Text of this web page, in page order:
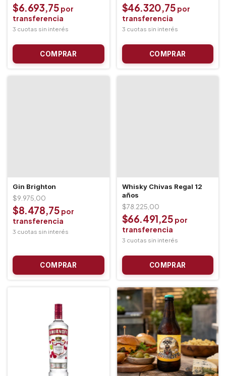
$6.693,75 $46.320,75
Gin Brighton
$9.975,00
$8.478,75
Whisky Chivas Regal 12
años
$78.225,00
$66.491,25